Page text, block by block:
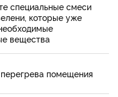
специальные смеси
которые уже
вещества
помещения